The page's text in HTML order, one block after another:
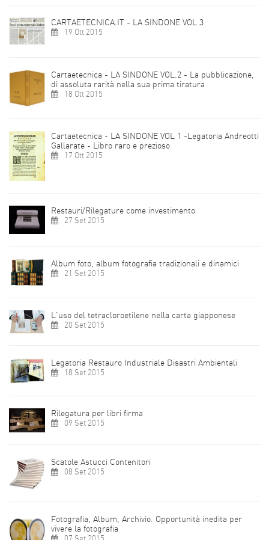
CARTAETECNICA.IT - LA SINDONE VOL 3
19 Ott 2015
Cartaetecnica - LA SINDONE VOL.2 - La pubblicazione,
di assoluta rarità nella sua prima tiratura
18 Ott 2015
Cartaetecnica - LA SINDONE VOL 1 -Legatoria Andreotti
Gallarate - Libro raro e prezioso
17 Ott 2015
Restauri/Rilegature come investimento
27 Set 2015
Album foto, album fotografia tradizionali e dinamici
21 Set 2015
L'uso del tetracloroetilene nella carta giapponese
20 Set 2015
Legatoria Restauro Industriale Disastri Ambientali
18 Set 2015
Rilegatura per libri firma
09 Set 2015
Scatole Astucci Contenitori
08 Set 2015
Fotografia, Album, Archivio. Opportunità inedita per
vivere la fotografia